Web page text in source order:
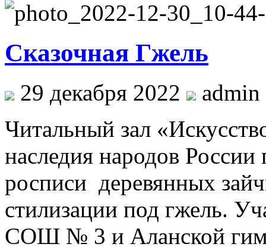
Сказочная Гжель
29 декабря 2022
admin
Читальный зал
наследия народов России
росписи деревянных
стилизации под гжель.
СОШ № 3 и Аланской